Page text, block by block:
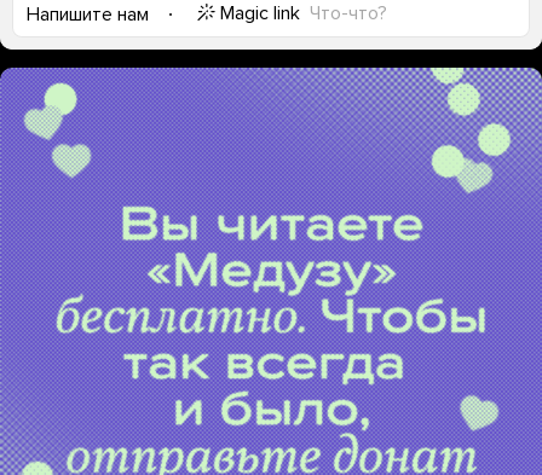
Напишите нам
Magic link Что-что?